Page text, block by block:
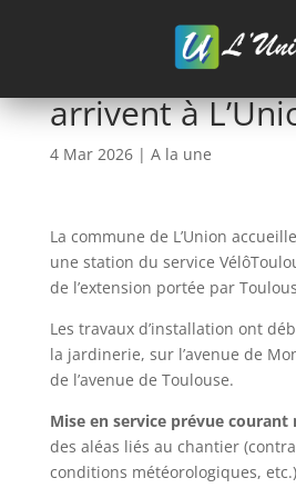
Les vélos en
arrivent à
4 Mar 2026| A la une
La commune de L’Union
une station du service
de l’extension portée par
Les travaux d’installation ont
la jardinerie, sur l’avenue de
de l’avenue de Toulouse.
Mise en service prévue courant
des aléas liés au chantier
conditions météorologiques,